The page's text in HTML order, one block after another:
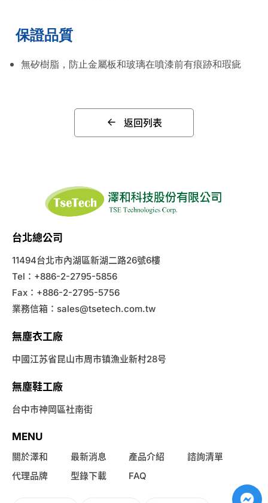
保證品質
無矽樹脂，防止金屬板和玻璃在噴漆前有痕跡和瑕疵
返回列表
台北總公司
11494台北市內湖區新湖二路26號6樓
Tel：+886-2-2795-5856
Fax：+886-2-2795-5756
業務信箱： sales@tsetech.com.tw
無塵衣工廠
中國江苏省昆山市周市镇漁业新村28号
無塵鞋工廠
台中市神岡區社南街
MENU
關於澤和 最新消息 產品介紹
諮詢清單
代理品牌
型錄下載 FAQ